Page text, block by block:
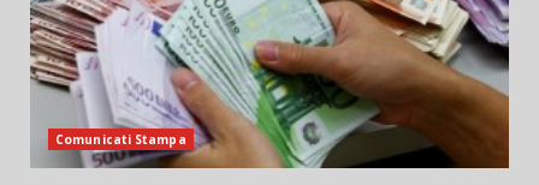
Comunicati Stampa